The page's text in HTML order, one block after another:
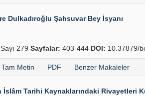
Dulkadır­oğlu Şahsuvar Bey İsyanı
279 Sayfalar: 403-444 DOI: 10.37879/
Tam Metin PDF Benzer Makaleler
Tarihi Kaynaklarındaki Rivayetleri